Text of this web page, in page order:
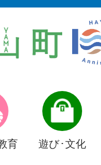
育 遊び･文化